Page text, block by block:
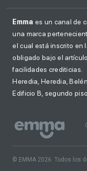
Emma es un canal de
una marca
el cual está inscrito en
obligado bajo el
facilidades crediticias.
Heredia, Heredia,
Edificio B, segundo piso.
© EMMA 2026. Todos los